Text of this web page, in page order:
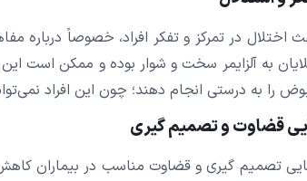
اختلال در تمرکز و تفکر افراد، خصوصاً درباره
به آلزایمر سخت و شوار بوده و ممکن است
را به درستی انجام دهند؛ چون این افراد
تصمیم گیری و قضاوت مناسب در بیماران